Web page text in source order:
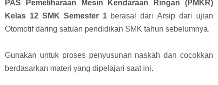
PAS Pemeliharaan Mesin Kendaraan Ringan (PMKR)
Kelas 12 SMK Semester 1 berasaldari Arsip dari ujian
Otomotif daring satuan pendidikan SMK tahun sebelumnya.
Gunakan untuk proses penyusunan naskah dan cocokkan
berdasarkan materi yang dipelajari saat ini.